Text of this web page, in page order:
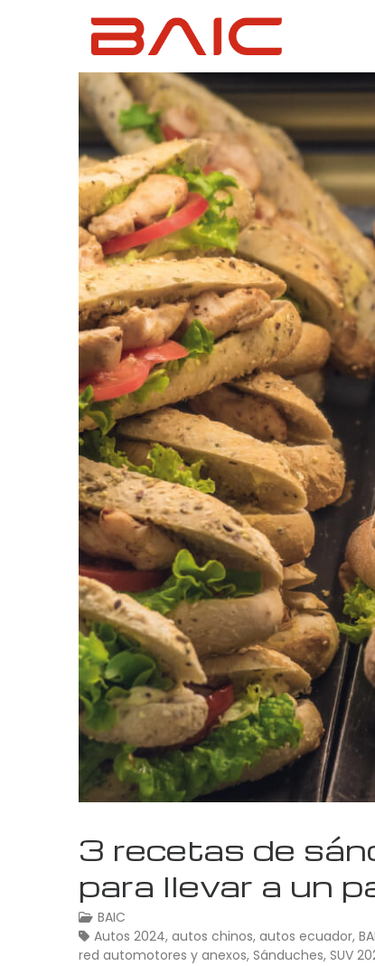
3 recetas de
para llevar a un
BAIC
Autos 2024, autos chinos, autos ecuador,
red automotores y anexos, Sánduches, SUV